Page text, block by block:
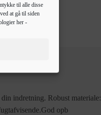
til alle disse
at gå til siden
her -
indretning. Robust materiale:
opb